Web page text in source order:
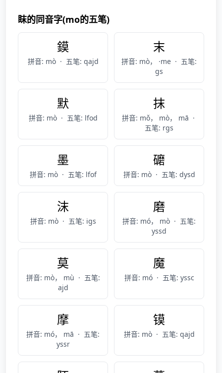
眜的同音字(mo的五笔)
鏌
拼音: mò · 五笔: qajd
末
拼音: mò， ·me · 五笔:
gs
默
拼音: mò · 五笔: lfod
抹
拼音: mǒ， mò， mā ·
五笔: rgs
墨
拼音: mò · 五笔: lfof
礳
拼音: mò · 五笔: dysd
沫
拼音: mò · 五笔: igs
磨
拼音: mó， mò · 五笔:
yssd
莫
拼音: mò， mù · 五笔:
ajd
魔
拼音: mó · 五笔: yssc
摩
拼音: mó， mā · 五笔:
yssr
镆
拼音: mò · 五笔: qajd